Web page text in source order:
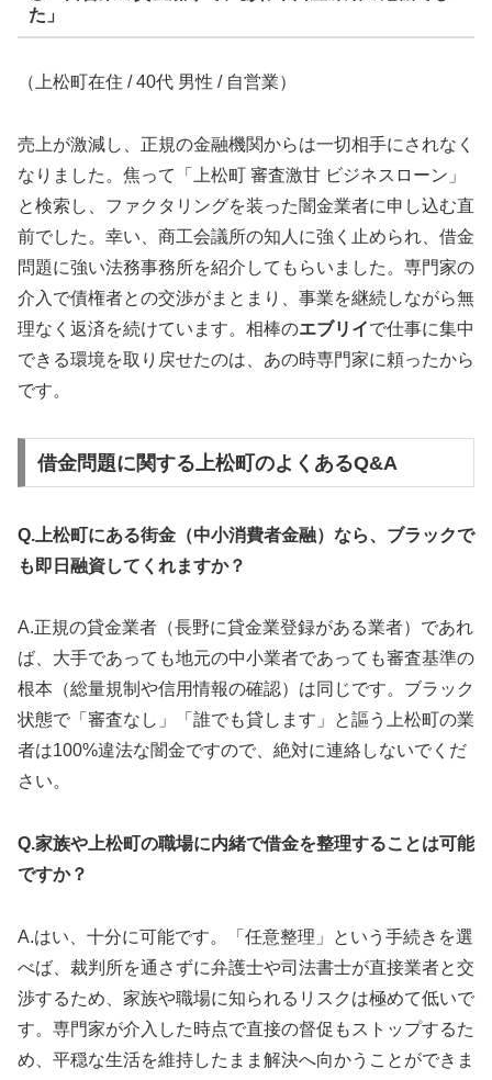
た」
（上松町在住 / 40代 男性 / 自営業）
売上が激減し、正規の金融機関からは一切相手にされなく
なりました。焦って「上松町 審査激甘 ビジネスローン」
と検索し、ファクタリングを装った闇金業者に申し込む直
前でした。幸い、商工会議所の知人に強く止められ、借金
問題に強い法務事務所を紹介してもらいました。専門家の
介入で債権者との交渉がまとまり、事業を継続しながら無
理なく返済を続けています。相棒のエブリイで仕事に集中
できる環境を取り戻せたのは、あの時専門家に頼ったから
です。
借金問題に関する上松町のよくあるQ&A
Q.上松町にある街金（中小消費者金融）なら、ブラックで
も即日融資してくれますか？
A.正規の貸金業者（長野に貸金業登録がある業者）であれ
ば、大手であっても地元の中小業者であっても審査基準の
根本（総量規制や信用情報の確認）は同じです。ブラック
状態で「審査なし」「誰でも貸します」と謳う上松町の業
者は100%違法な闇金ですので、絶対に連絡しないでくだ
さい。
Q.家族や上松町の職場に内緒で借金を整理することは可能
ですか？
A.はい、十分に可能です。「任意整理」という手続きを選
べば、裁判所を通さずに弁護士や司法書士が直接業者と交
渉するため、家族や職場に知られるリスクは極めて低いで
す。専門家が介入した時点で直接の督促もストップするた
め、平穏な生活を維持したまま解決へ向かうことができま